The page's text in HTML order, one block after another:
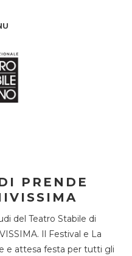
PRENDE
del Teatro Stabile di
Il Festival e La
e attesa festa per tutti gli